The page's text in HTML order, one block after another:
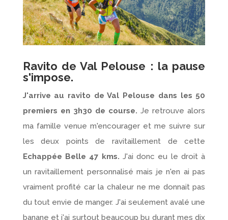
Ravito de Val Pelouse : la pause
s'impose.
J'arrive au ravito de Val Pelouse dans les 50
premiers en 3h30 de course. Je retrouve alors
ma famille venue m'encourager et me suivre sur
les deux points de ravitaillement de cette
Echappée Belle 47 kms. J'ai donc eu le droit à
un ravitaillement personnalisé mais je n'en ai pas
vraiment profité car la chaleur ne me donnait pas
du tout envie de manger. J'ai seulement avalé une
banane et j'ai surtout beaucoup bu durant mes dix